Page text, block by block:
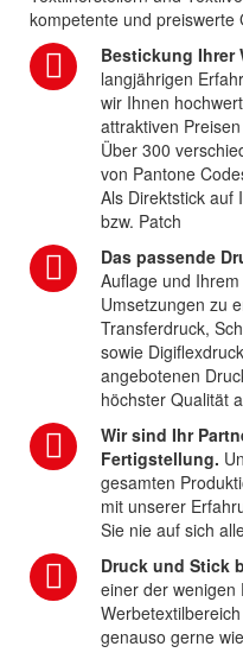
kompetente und preiswerte
Bestickung Ihrer
langjährigen
wir Ihnen
attraktiven
Über 300
von Pantone
Als Direktstick auf
bzw. Patch
Das passende
Auflage und
Umsetzungen zu
Transferdruck,
sowie
angebotenen
höchster Qualität
Wir sind Ihr
Fertigstellung.
gesamten
mit unserer
Sie nie auf sich
Druck und Stick
einer der wenigen
genauso gerne